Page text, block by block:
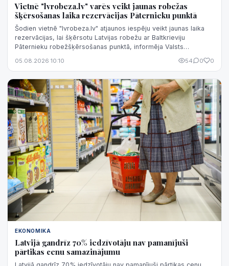
Vietnē "lvrobeza.lv" varēs veikt jaunas robežas
šķērsošanas laika rezervācijas Pāternieku punktā
Šodien vietnē "lvrobeza.lv" atjaunos iespēju veikt jaunas laika
rezervācijas, lai šķērsotu Latvijas robežu ar Baltkrieviju
Pāternieku robežšķērsošanas punktā, informēja Valsts
05.08.2026 10:10 54 0 0
EKONOMIKA
Latvijā gandrīz 70% iedzīvotāju nav pamanījuši
pārtikas cenu samazinājumu